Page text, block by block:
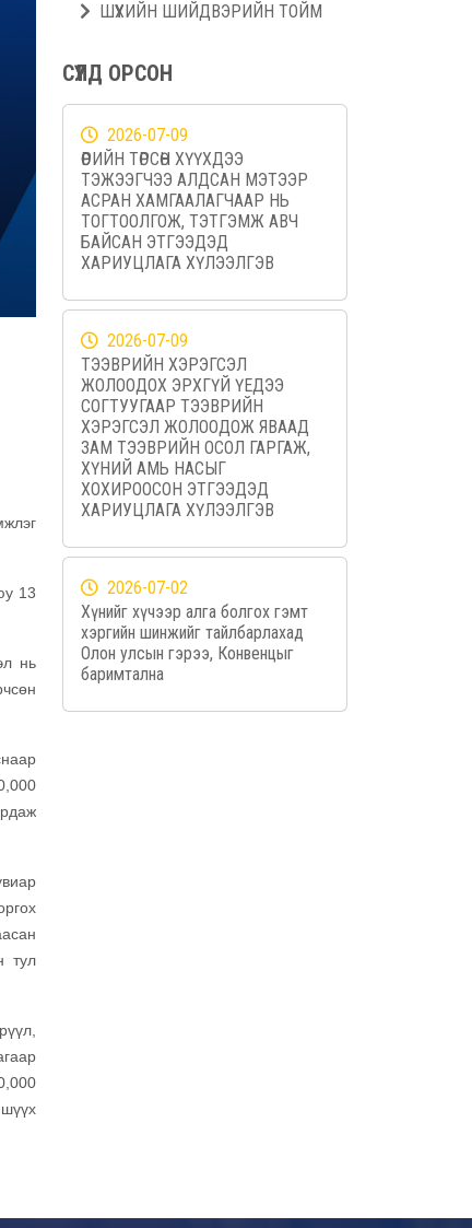
13
нь
тул
ШҮҮХИЙН ШИЙДВЭРИЙН ТОЙМ
СҮҮЛД ОРСОН
2026-07-09
ӨӨРИЙН ТӨРСӨН ХҮҮХДЭЭ
ТЭЖЭЭГЧЭЭ АЛДСАН МЭТЭЭР
АСРАН ХАМГААЛАГЧААР НЬ
ТОГТООЛГОЖ, ТЭТГЭМЖ АВЧ
БАЙСАН ЭТГЭЭДЭД
ХАРИУЦЛАГА ХҮЛЭЭЛГЭВ
2026-07-09
ТЭЭВРИЙН ХЭРЭГСЭЛ
ЖОЛООДОХ ЭРХГҮЙ ҮЕДЭЭ
СОГТУУГААР ТЭЭВРИЙН
ХЭРЭГСЭЛ ЖОЛООДОЖ ЯВААД
ЗАМ ТЭЭВРИЙН ОСОЛ ГАРГАЖ,
ХҮНИЙ АМЬ НАСЫГ
ХОХИРООСОН ЭТГЭЭДЭД
ХАРИУЦЛАГА ХҮЛЭЭЛГЭВ
2026-07-02
Хүнийг хүчээр алга болгох гэмт
хэргийн шинжийг тайлбарлахад
Олон улсын гэрээ, Конвенцыг
баримтална